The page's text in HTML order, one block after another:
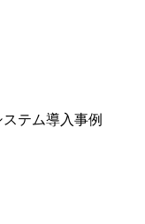
テム導入事例